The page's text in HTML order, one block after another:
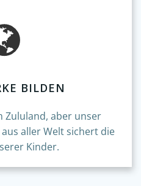
BILDEN
Zululand, aber unser
aller Welt sichert die
Kinder.